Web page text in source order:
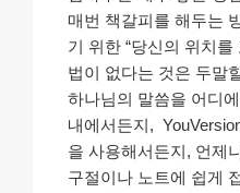
매번 책갈피를 해두는
기 위한 “당신의 위치
법이 없다는 것은 두말
하나님의 말씀을 어디
내에서든지,
을 사용해서든지, 언제
구절이나 노트에 쉽게